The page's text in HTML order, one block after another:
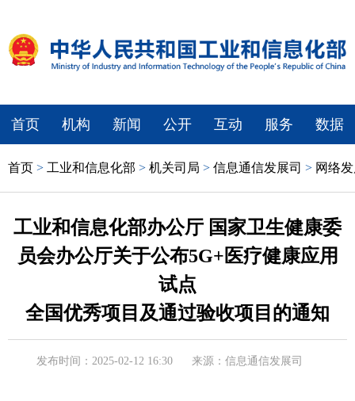
首页 机构 新闻 公开 互动 服务 数据
首页 > 工业和信息化部 > 机关司局 > 信息通信发展司 > 网络
工业和信息化部办公厅 国家卫生健康委
员会办公厅关于公布5G+医疗健康应用
试点
全国优秀项目及通过验收项目的通知
发布时间：2025-02-12 16:30 来源：信息通信发展司